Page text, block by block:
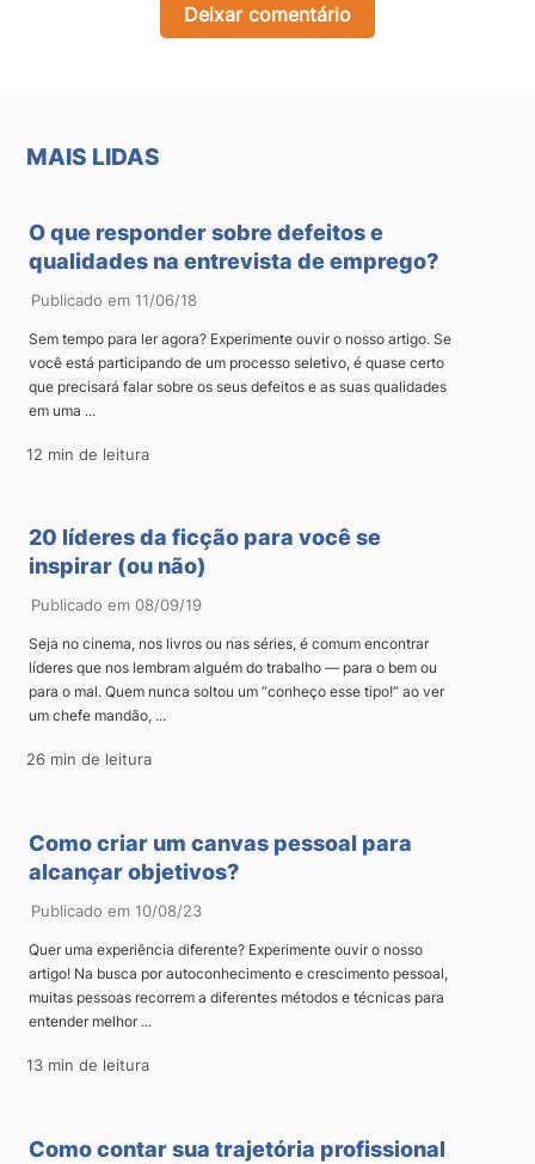
Deixar comentário
MAIS LIDAS
O que responder sobre defeitos e
qualidades na entrevista de emprego?
Publicado em 11/06/18
Sem tempo para ler agora? Experimente ouvir o nosso artigo. Se
você está participando de um processo seletivo, é quase certo
que precisará falar sobre os seus defeitos e as suas qualidades
em uma ...
12 min de leitura
20 líderes da ficção para você se
inspirar (ou não)
Publicado em 08/09/19
Seja no cinema, nos livros ou nas séries, é comum encontrar
líderes que nos lembram alguém do trabalho — para o bem ou
para o mal. Quem nunca soltou um “conheço esse tipo!” ao ver
um chefe mandão, ...
26 min de leitura
Como criar um canvas pessoal para
alcançar objetivos?
Publicado em 10/08/23
Quer uma experiência diferente? Experimente ouvir o nosso
artigo! Na busca por autoconhecimento e crescimento pessoal,
muitas pessoas recorrem a diferentes métodos e técnicas para
entender melhor ...
13 min de leitura
Como contar sua trajetória profissional